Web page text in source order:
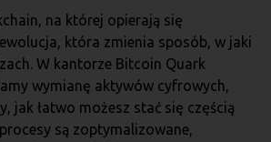
na której opierają się
która zmienia sposób, w jaki
W kantorze Bitcoin Quark
wymianę aktywów cyfrowych,
jak łatwo możesz stać się częścią
są zoptymalizowane,